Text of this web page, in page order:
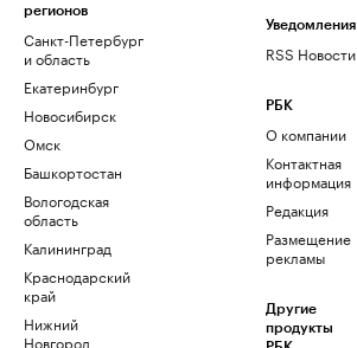
регионов
Санкт-Петербург
и область
Екатеринбург
Новосибирск
Омск
Башкортостан
Вологодская
область
Калининград
Краснодарский
край
Нижний
Новгород
Уведомления
RSS Новости
РБК
О компании
Контактная
информация
Редакция
Размещение
рекламы
Другие
продукты